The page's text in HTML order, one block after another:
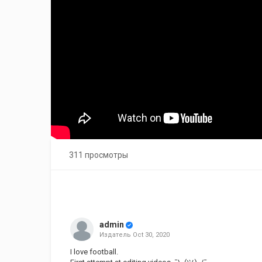
311 просмотры
admin
Издатель Oct 30, 2020
I love football.